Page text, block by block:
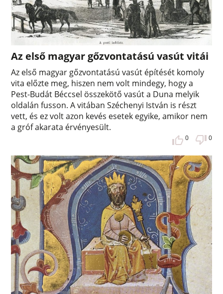
Az első magyar gőzvontatású vasút vitái
Az első magyar gőzvontatású vasút építését komoly
vita előzte meg, hiszen nem volt mindegy, hogy a
Pest-Budát Béccsel összekötő vasút a Duna melyik
oldalán fusson. A vitában Széchenyi István is részt
vett, és ez volt azon kevés esetek egyike, amikor nem
a gróf akarata érvényesült.
0 0